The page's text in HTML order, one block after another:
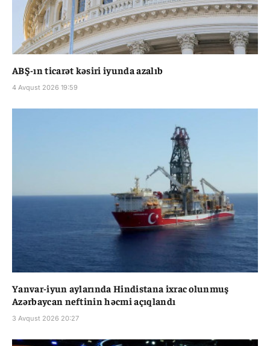
ABŞ-ın ticarət kəsiri iyunda azalıb
4 Avqust 2026 19:59
Yanvar-iyun aylarında Hindistana ixrac olunmuş
Azərbaycan neftinin həcmi açıqlandı
3 Avqust 2026 20:27